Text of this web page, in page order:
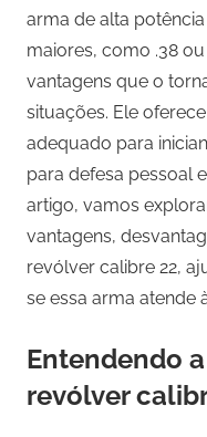
arma de alta
maiores, como .38
vantagens que o
situações. Ele
adequado para
para defesa pessoal
artigo, vamos
vantagens,
revólver calibre 22,
se essa arma atende
Entendendo
revólver